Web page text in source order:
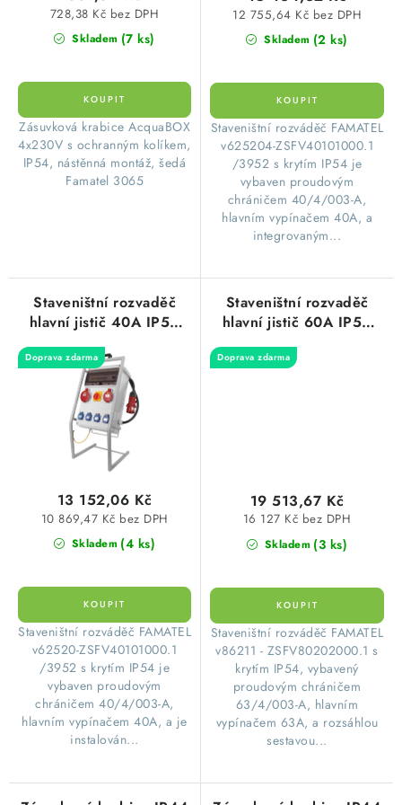
Skladem (7 ks)
728,38 Kč bez DPH
​Zásuvková krabice AcquaBOX
4x230V s ochranným kolíkem,
IP54, nástěnná montáž, šedá
Famatel 3065
Skladem (2 ks)
12 755,64 Kč bez DPH
​Staveništní rozváděč FAMATEL
v625204-ZSFV40101000.1
/3952 s krytím IP54 je
vybaven proudovým
chráničem 40/4/003-A,
hlavním vypínačem 40A, a
integrovaným...
Staveništní rozvaděč
hlavní jistič 40A IP54
4x230V/16A,
1x400V/16A/5p,
1x400V/32A/5p s
proudovým chráničem
830x380x500mm
Famatel
ZSFV40101000.1
Doprava zdarma
Skladem (4 ks)
10 869,47 Kč bez DPH
13 152,06 Kč
​Staveništní rozváděč FAMATEL
v62520-ZSFV40101000.1
/3952 s krytím IP54 je
vybaven proudovým
chráničem 40/4/003-A,
hlavním vypínačem 40A, a je
instalován...
Staveništní rozvaděč
hlavní jistič 60A IP54
8x230V/16A,
2x400V/16A/5p,
Doprava zdarma
Skladem (3 ks)
16 127 Kč bez DPH
19 513,67 Kč
​Staveništní rozváděč FAMATEL
v86211 - ZSFV80202000.1 s
krytím IP54, vybavený
proudovým chráničem
63/4/003-A, hlavním
vypínačem 63A, a rozsáhlou
sestavou...